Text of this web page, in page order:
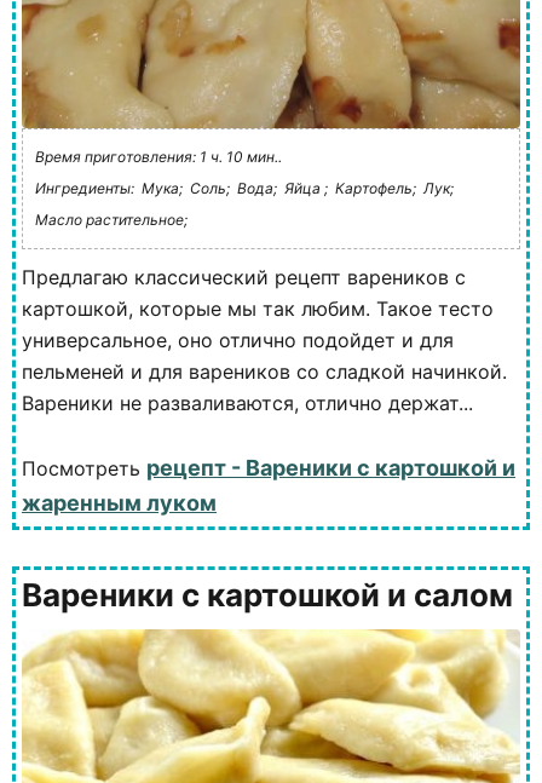
Время приготовления: 1 ч. 10 мин..
Ингредиенты: Мука; Соль; Вода; Яйца ; Картофель; Лук;
Масло растительное;
Предлагаю классический рецепт вареников с
картошкой, которые мы так любим. Такое тесто
универсальное, оно отлично подойдет и для
пельменей и для вареников со сладкой начинкой.
Вареники не разваливаются, отлично держат...
Посмотреть рецепт - Вареники с картошкой и
жаренным луком
Вареники с картошкой и салом